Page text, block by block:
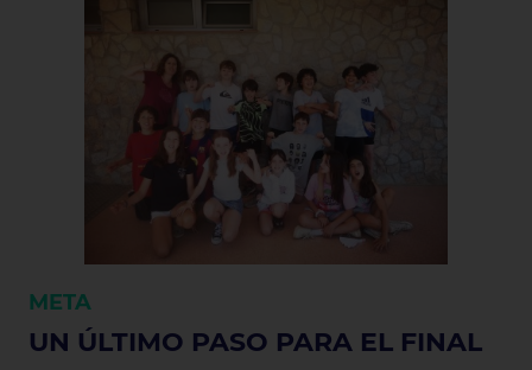
META
UN ÚLTIMO PASO PARA EL FINAL